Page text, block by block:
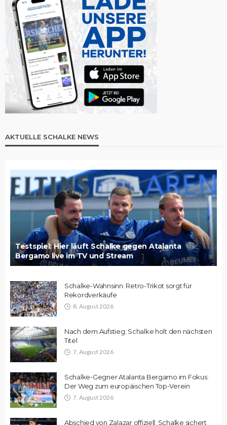
AKTUELLE SCHALKE NEWS
Testspiel: Hier läuft Schalke gegen Atalanta
Bergamo live im TV und Stream
Schalke-Wahnsinn: Retro-Trikot sorgt für
Rekordverkäufe
8. August 2026
Nach dem Aufstieg: Schalke holt den nächsten
Titel
7. August 2026
Schalke-Gegner Atalanta Bergamo im Fokus:
Der Weg zum europäischen Top-Verein
7. August 2026
Abschied von Zalazar offiziell: Schalke sichert